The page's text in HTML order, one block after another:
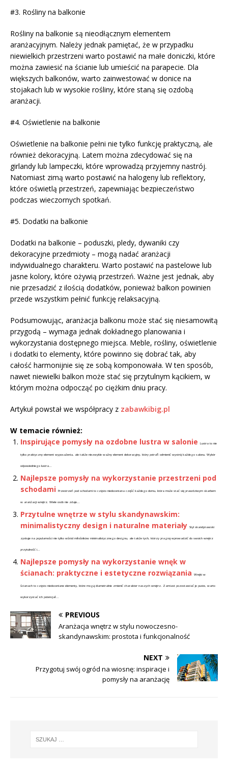
#3. Rośliny na balkonie
Rośliny na balkonie są nieodłącznym elementem
aranżacyjnym. Należy jednak pamiętać, że w przypadku
niewielkich przestrzeni warto postawić na małe doniczki, które
można zawiesić na ścianie lub umieścić na parapecie. Dla
większych balkonów, warto zainwestować w donice na
stojakach lub w wysokie rośliny, które staną się ozdobą
aranżacji.
#4. Oświetlenie na balkonie
Oświetlenie na balkonie pełni nie tylko funkcję praktyczną, ale
również dekoracyjną. Latem można zdecydować się na
girlandy lub lampeczki, które wprowadzą przyjemny nastrój.
Natomiast zimą warto postawić na halogeny lub reflektory,
które oświetlą przestrzeń, zapewniając bezpieczeństwo
podczas wieczornych spotkań.
#5. Dodatki na balkonie
Dodatki na balkonie – poduszki, pledy, dywaniki czy
dekoracyjne przedmioty – mogą nadać aranżacji
indywidualnego charakteru. Warto postawić na pastelowe lub
jasne kolory, które ożywią przestrzeń. Ważne jest jednak, aby
nie przesadzić z ilością dodatków, ponieważ balkon powinien
przede wszystkim pełnić funkcję relaksacyjną.
Podsumowując, aranżacja balkonu może stać się niesamowitą
przygodą – wymaga jednak dokładnego planowania i
wykorzystania dostępnego miejsca. Meble, rośliny, oświetlenie
i dodatki to elementy, które powinno się dobrać tak, aby
całość harmonijnie się ze sobą komponowała. W ten sposób,
nawet niewielki balkon może stać się przytulnym kącikiem, w
którym można odpocząć po ciężkim dniu pracy.
Artykuł powstał we współpracy z zabawkibig.pl
W temacie również:
Inspirujące pomysły na ozdobne lustra w salonie
Lustra to nie
tylko praktyczny element wyposażenia, ale także niezwykle ważny element dekoracyjny, który potrafi odmienić wystrój każdego salonu. Wybór
odpowiedniego lustra...
Najlepsze pomysły na wykorzystanie przestrzeni pod
schodami
Przestrzeń pod schodami to często niedoceniana część każdego domu, która może stać się prawdziwym skarbem
w aranżacji wnętrz. Wiele osób nie zdaje...
Przytulne wnętrze w stylu skandynawskim:
minimalistyczny design i naturalne materiały Styl skandynawski
zyskuje na popularności nie tylko wśród miłośników minimalistycznego designu, ale także tych, którzy pragną wprowadzić do swoich wnętrz
przytulność i...
Najlepsze pomysły na wykorzystanie wnęk w
ścianach: praktyczne i estetyczne rozwiązania
Wnęki w
ścianach to często niedoceniane elementy, które mogą diametralnie zmienić charakter naszych wnętrz. Zamiast pozostawiać je puste, warto
wykorzystać ich potencjał...
PREVIOUS
Aranżacja wnętrz w stylu nowoczesno-
skandynawskim: prostota i funkcjonalność
NEXT
Przygotuj swój ogród na wiosnę: inspiracje i
pomysły na aranżację